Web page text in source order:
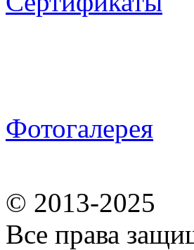
Фотогалерея
© 2013-2025
Все права